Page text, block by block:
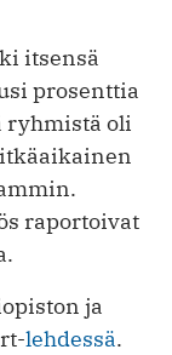
itsensä
prosenttia
ryhmistä oli
raportoivat
ja
lehdessä.